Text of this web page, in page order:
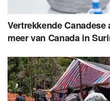
Vertrekkende
meer van Canada in